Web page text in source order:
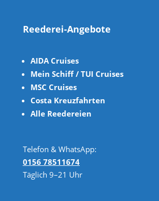
Reederei-Angebote
AIDA Cruises
Mein Schiff / TUI Cruises
MSC Cruises
Costa Kreuzfahrten
Alle Reedereien
Telefon & WhatsApp:
0156 78511674
Täglich 9–21 Uhr